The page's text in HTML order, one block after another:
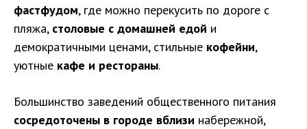
фастфудом, где можно перекусить по дороге с
пляжа, столовые с домашней едой и
демократичными ценами, стильные кофейни,
уютные кафе и рестораны.
Большинство заведений общественного питания
сосредоточены в городе вблизи набережной,